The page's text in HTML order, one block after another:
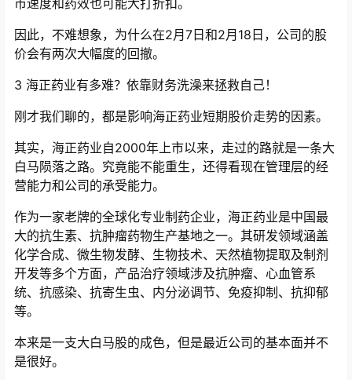
因此，不难想象，为什么在2月7日和2月18日，公司的股
价会有两次大幅度的回撤。
3 海正药业有多难？依靠财务洗澡来拯救自己！
刚才我们聊的，都是影响海正药业短期股价走势的因素。
其实，海正药业自2000年上市以来，走过的路就是一条大
白马陨落之路。究竟能不能重生，还得看现在管理层的经
营能力和公司的承受能力。
作为一家老牌的全球化专业制药企业，海正药业是中国最
大的抗生素、抗肿瘤药物生产基地之一。其研发领域涵盖
化学合成、微生物发酵、生物技术、天然植物提取及制剂
开发等多个方面，产品治疗领域涉及抗肿瘤、心血管系
统、抗感染、抗寄生虫、内分泌调节、免疫抑制、抗抑郁
等。
本来是一支大白马股的成色，但是最近公司的基本面并不
是很好。